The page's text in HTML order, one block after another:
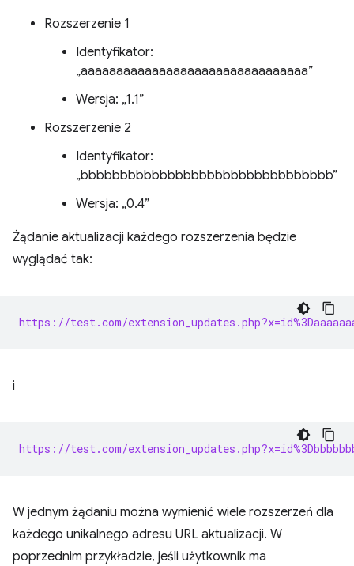
Rozszerzenie 1
Identyfikator:
„aaaaaaaaaaaaaaaaaaaaaaaaaaaaaaaa”
Wersja: „1.1”
Rozszerzenie 2
Identyfikator:
„bbbbbbbbbbbbbbbbbbbbbbbbbbbbbbbb”
Wersja: „0.4”
Żądanie aktualizacji każdego rozszerzenia będzie
wyglądać tak:
https://test.com/
i
https://test.com/
W jednym żądaniu można wymienić wiele rozszerzeń dla
każdego unikalnego adresu URL aktualizacji. W
poprzednim przykładzie, jeśli użytkownik ma